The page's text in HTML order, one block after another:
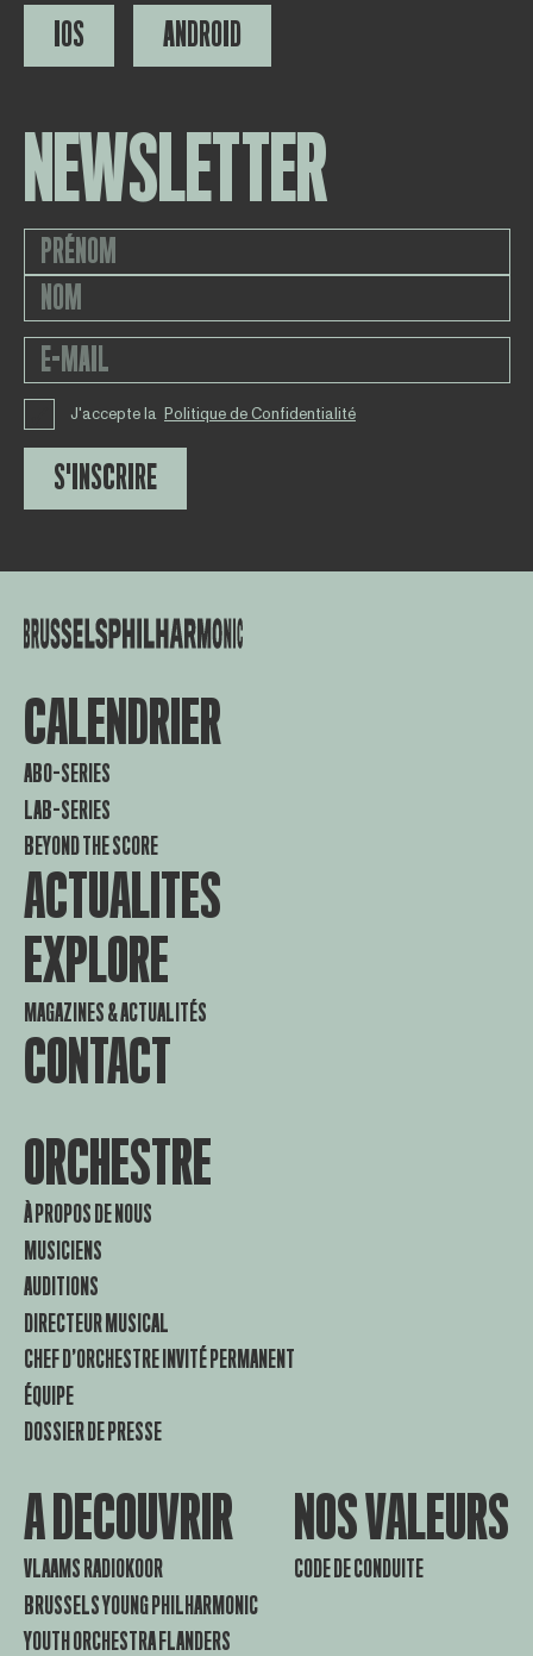
IOS ANDROID
NEWSLETTER
J'accepte la Politique de Confidentialité
S'INSCRIRE
CALENDRIER
ABO-SERIES
LAB-SERIES
BEYOND THE SCORE
ACTUALITES
EXPLORE
MAGAZINES & ACTUALITÉS
CONTACT
ORCHESTRE
À PROPOS DE NOUS
MUSICIENS
AUDITIONS
DIRECTEUR MUSICAL
CHEF D’ORCHESTRE INVITÉ PERMANENT
ÉQUIPE
DOSSIER DE PRESSE
A DECOUVRIR
VLAAMS RADIOKOOR
BRUSSELS YOUNG PHILHARMONIC
YOUTH ORCHESTRA FLANDERS
NOS VALEURS
CODE DE CONDUITE